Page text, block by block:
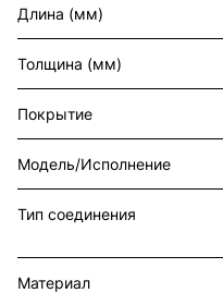
Длина (мм)
Толщина (мм)
Покрытие
Модель/Исполнение
Тип соединения
Материал